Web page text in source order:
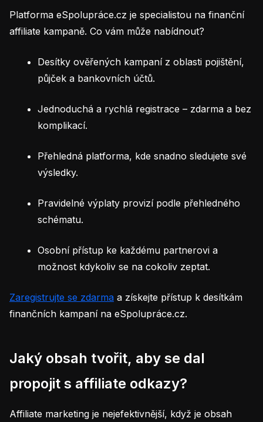
Platforma eSpolupráce.cz je specialistou na finanční
affiliate kampaně. Co vám může nabídnout?
Desítky ověřených kampaní z oblasti pojištění,
půjček a bankovních účtů.
Jednoduchá a rychlá registrace – zdarma a bez
komplikací.
Přehledná platforma, kde snadno sledujete své
výsledky.
Pravidelné výplaty provizí podle přehledného
schématu.
Osobní přístup ke každému partnerovi a
možnost kdykoliv se na cokoliv zeptat.
Zaregistrujte se zdarma a získejte přístup k desítkám
finančních kampaní na eSpolupráce.cz.
Jaký obsah tvořit, aby se dal
propojit s affiliate odkazy?
Affiliate marketing je nejefektivnější, když je obsah